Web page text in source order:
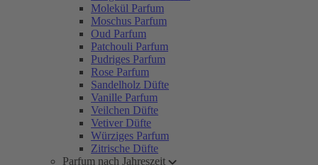
Molekül Parfum
Moschus Parfum
Oud Parfum
Patchouli Parfum
Pudriges Parfum
Rose Parfum
Sandelholz Düfte
Vanille Parfum
Veilchen Düfte
Vetiver Düfte
Würziges Parfum
Zitrische Düfte
Parfum nach Jahreszeit